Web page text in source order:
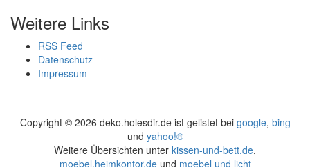
Weitere Links
RSS Feed
Datenschutz
Impressum
Copyright © 2026 deko.holesdir.de ist gelistet bei google, bing
und yahoo!®
Weitere Übersichten unter kissen-und-bett.de,
moebel.heimkontor.deund moebel und licht